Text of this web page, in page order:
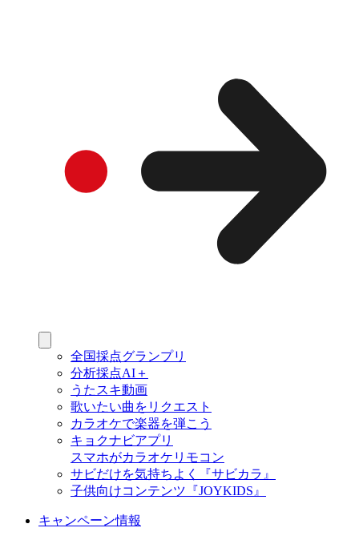
全国採点グランプリ
分析採点AI＋
うたスキ動画
歌いたい曲をリクエスト
カラオケで楽器を弾こう
キョクナビアプリ
スマホがカラオケリモコン
サビだけを気持ちよく『サビカラ』
子供向けコンテンツ『JOYKIDS』
キャンペーン情報